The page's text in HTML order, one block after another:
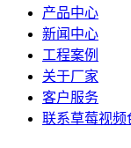
产品中心
新闻中心
工程案例
关于厂家
客户服务
联系草莓视频